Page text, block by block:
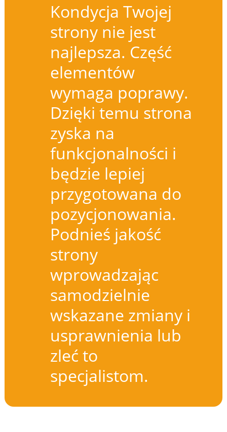
Kondycja Twojej
strony nie jest
najlepsza. Część
elementów
wymaga poprawy.
Dzięki temu strona
zyska na
funkcjonalności i
będzie lepiej
przygotowana do
pozycjonowania.
Podnieś jakość
strony
wprowadzając
samodzielnie
wskazane zmiany i
usprawnienia lub
zleć to
specjalistom.